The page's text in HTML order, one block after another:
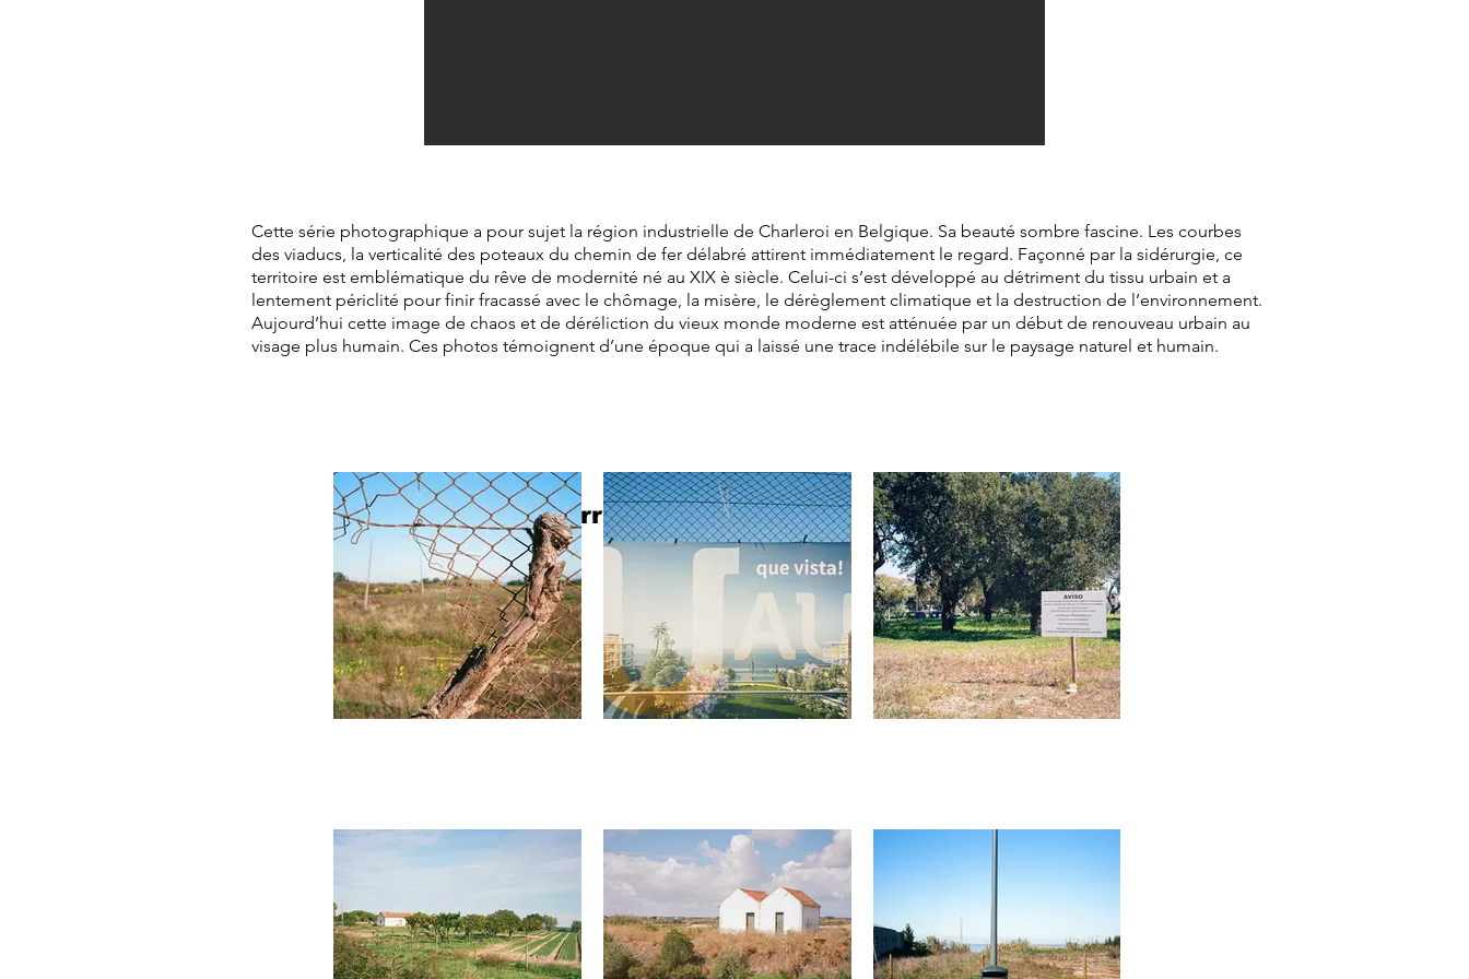
Cette série photographique a pour sujet la région industrielle de Charleroi en Belgique. Sa beauté sombre fascine. Les courbes
des viaducs, la verticalité des poteaux du chemin de fer délabré attirent immédiatement le regard. Façonné par la sidérurgie, ce
territoire est emblématique du rêve de modernité né au XIX è siècle. Celui-ci s’est développé au détriment du tissu urbain et a
lentement périclité pour finir fracassé avec le chômage, la misère, le dérèglement climatique et la destruction de l’environnement.
Aujourd’hui cette image de chaos et de déréliction du vieux monde moderne est atténuée par un début de renouveau urbain au
visage plus humain. Ces photos témoignent d’une époque qui a laissé une trace indélébile sur le paysage naturel et humain.
Les dernières terres